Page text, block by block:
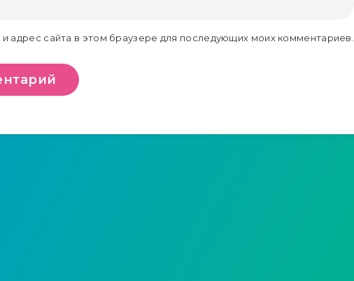
адрес сайта в этом браузере для последующих моих комментариев.